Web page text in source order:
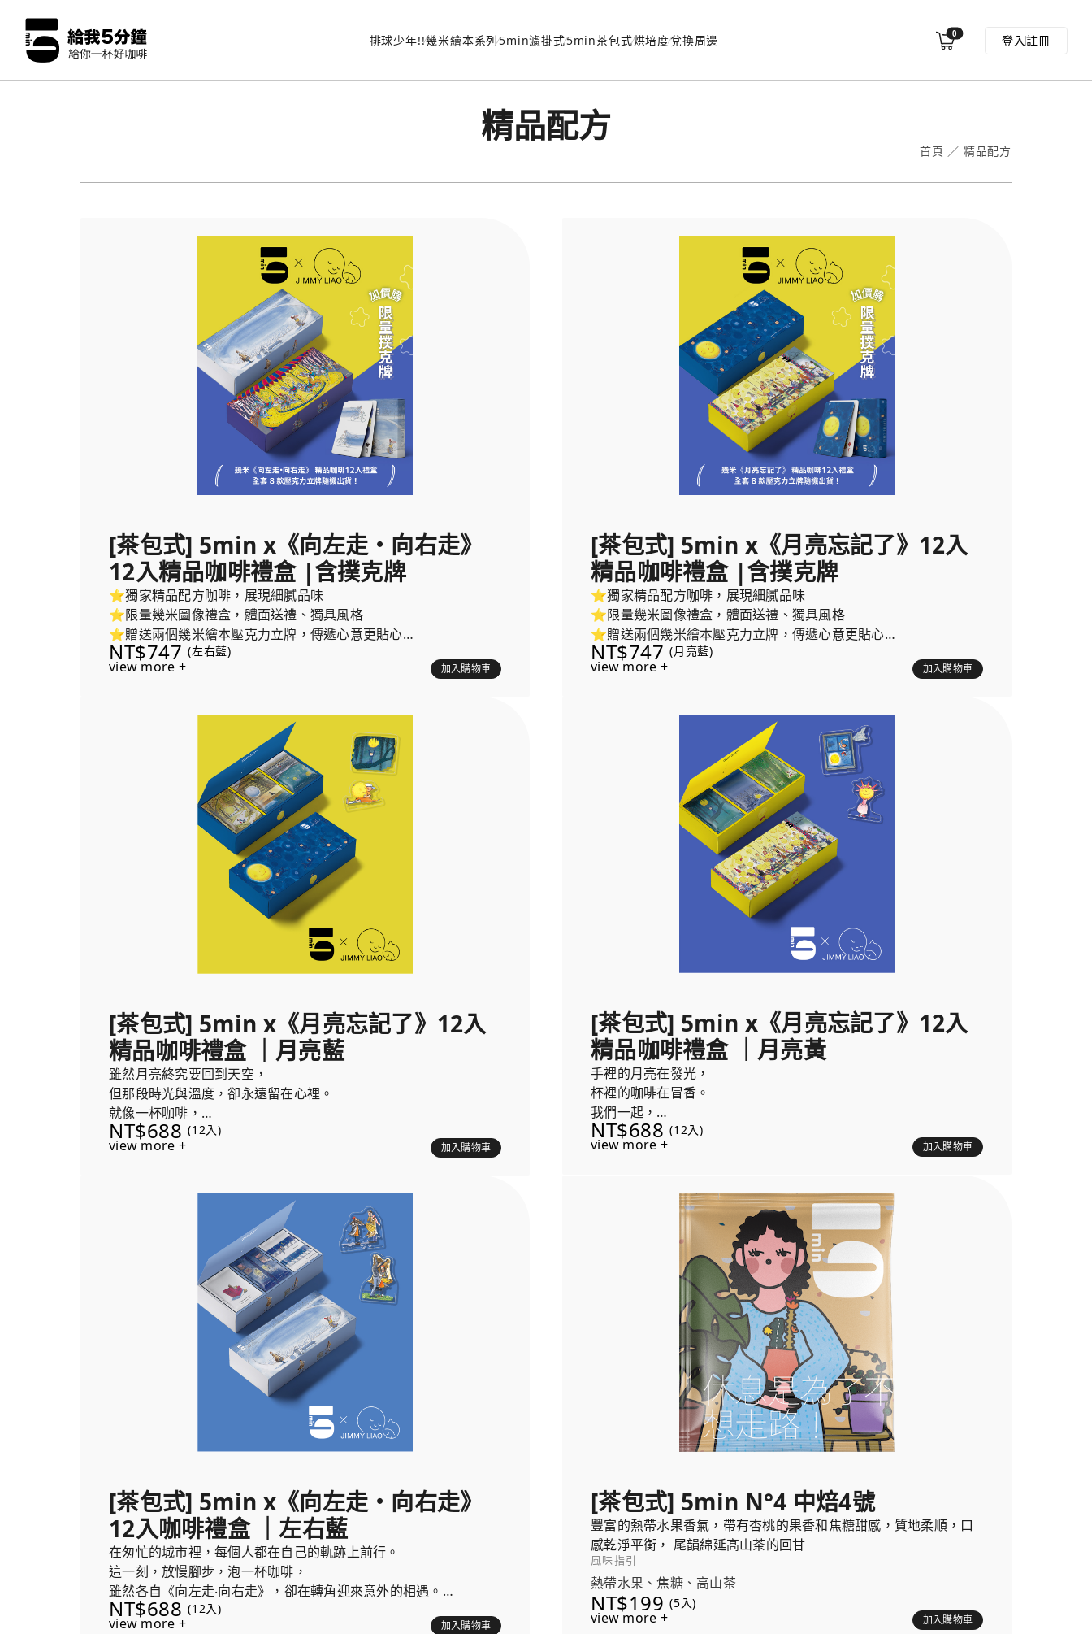
排球少年!!幾米繪本系列5min濾掛式5min茶包式烘培度兌換周邊 0 登入註冊
精品配方
首頁 ／ 精品配方
[茶包式] 5min x《向左走・向右走》
12入精品咖啡禮盒 |含撲克牌
⭐獨家精品配方咖啡，展現細膩品味
⭐限量幾米圖像禮盒，體面送禮、獨具風格
⭐贈送兩個幾米繪本壓克力立牌，傳遞心意更貼心
內容物包含：
2. 《向左走・向右走》撲克牌
NT$747 (左右藍)
view more + 加入購物車
[茶包式] 5min x《月亮忘記了》12入
精品咖啡禮盒 |含撲克牌
⭐獨家精品配方咖啡，展現細膩品味
⭐限量幾米圖像禮盒，體面送禮、獨具風格
⭐贈送兩個幾米繪本壓克力立牌，傳遞心意更貼心
內容物包含：
NT$747 (月亮藍)
view more + 加入購物車
[茶包式] 5min x《月亮忘記了》12入
精品咖啡禮盒 ｜月亮藍
雖然月亮終究要回到天空，
但那段時光與溫度，卻永遠留在心裡。
就像一杯咖啡，
入口時的溫暖稍縱即逝，
而咖啡的香氣，
每盒隨機贈送兩個《月亮忘記了》繪本壓克力立牌，陪您一起沈浸
NT$688 (12入)
view more + 加入購物車
[茶包式] 5min x《月亮忘記了》12入
精品咖啡禮盒 ｜月亮黃
手裡的月亮在發光，
杯裡的咖啡在冒香。
我們一起，
把夜晚點亮。
NT$688 (12入)
view more + 加入購物車
[茶包式] 5min x《向左走・向右走》
12入咖啡禮盒 ｜左右藍
在匆忙的城市裡，每個人都在自己的軌跡上前行。
這一刻，放慢腳步，泡一杯咖啡，
雖然各自《向左走‧向右走》，卻在轉角迎來意外的相遇。
這份香氣，為生活留下溫柔的交會。
NT$688 (12入)
view more + 加入購物車
[茶包式] 5min N°4 中焙4號
豐富的熱帶水果香氣，帶有杏桃的果香和焦糖甜感，質地柔順，口
感乾淨平衡， 尾韻綿延髙山茶的回甘
風味指引
熱帶水果、焦糖、高山茶
NT$199 (5入)
view more + 加入購物車